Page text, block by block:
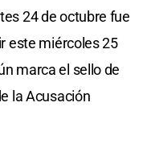
24 de octubre fue
este miércoles 25
marca el sello de
la Acusación